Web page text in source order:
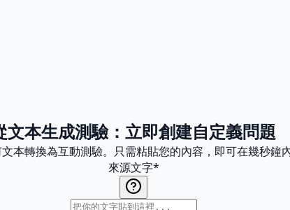
文本生成測驗：立即創建自定義問題
本轉換為互動測驗。只需粘貼您的內容，即可在幾秒鐘
來源文字*